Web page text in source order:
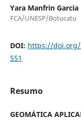
Yara Manfrin Garcia
FCA/UNESP/Botucatu
DOI: https://doi.org/
551
Resumo
GEOMÁTICA